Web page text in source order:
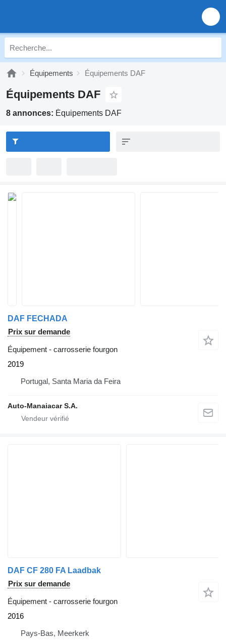
Équipements Équipements DAF
Équipements DAF
8 annonces: Équipements DAF
DAF FECHADA
Prix sur demande
Équipement - carrosserie fourgon
2019
Portugal, Santa Maria da Feira
Auto-Manaiacar S.A.
DAF CF 280 FA Laadbak
Prix sur demande
Équipement - carrosserie fourgon
2016
Pays-Bas, Meerkerk